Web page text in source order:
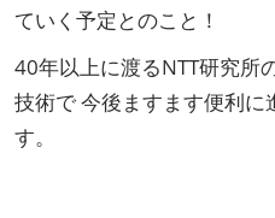
ていく予定とのこと！
40年以上に渡るNTT研究所
技術で 今後ますます便利
す。